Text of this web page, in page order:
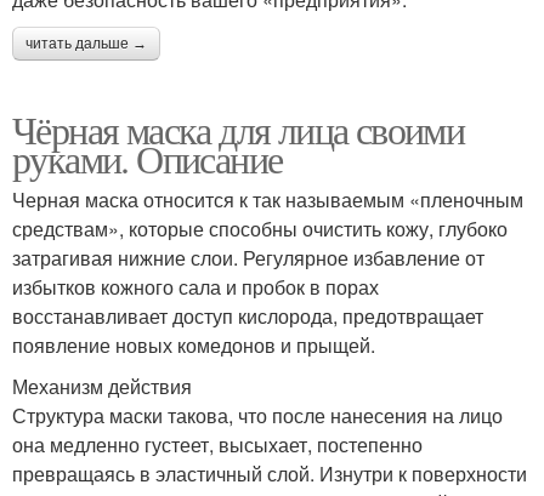
читать дальше →
Чёрная маска для лица своими
руками. Описание
Черная маска относится к так называемым «пленочным
средствам», которые способны очистить кожу, глубоко
затрагивая нижние слои. Регулярное избавление от
избытков кожного сала и пробок в порах
восстанавливает доступ кислорода, предотвращает
появление новых комедонов и прыщей.
Механизм действия
Структура маски такова, что после нанесения на лицо
она медленно густеет, высыхает, постепенно
превращаясь в эластичный слой. Изнутри к поверхности